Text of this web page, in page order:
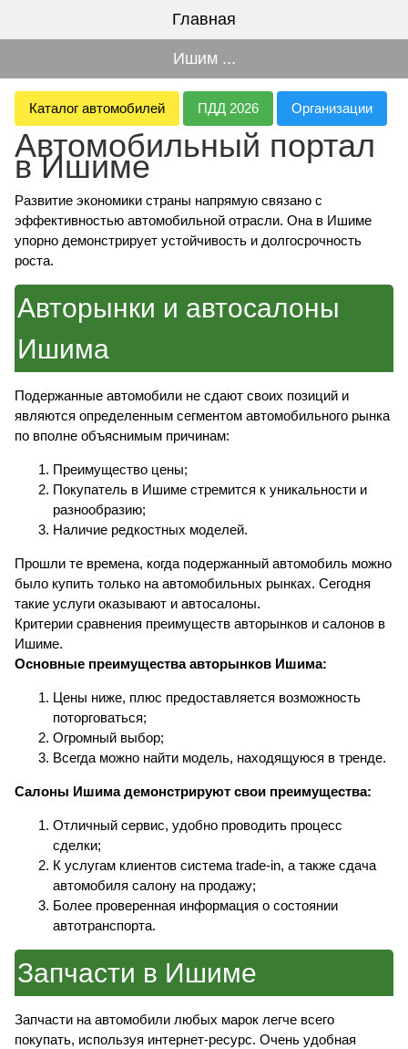
Главная
Ишим ...
Каталог автомобилей ПДД 2026 Организации
Автомобильный портал
в Ишиме
Развитие экономики страны напрямую связано с
эффективностью автомобильной отрасли. Она в Ишиме
упорно демонстрирует устойчивость и долгосрочность
роста.
Авторынки и автосалоны
Ишима
Подержанные автомобили не сдают своих позиций и
являются определенным сегментом автомобильного рынка
по вполне объяснимым причинам:
Преимущество цены;
Покупатель в Ишиме стремится к уникальности и
разнообразию;
Наличие редкостных моделей.
Прошли те времена, когда подержанный автомобиль можно
было купить только на автомобильных рынках. Сегодня
такие услуги оказывают и автосалоны.
Критерии сравнения преимуществ авторынков и салонов в
Ишиме.
Основные преимущества авторынков Ишима:
Цены ниже, плюс предоставляется возможность
поторговаться;
Огромный выбор;
Всегда можно найти модель, находящуюся в тренде.
Салоны Ишима демонстрируют свои преимущества:
Отличный сервис, удобно проводить процесс
сделки;
К услугам клиентов система trade-in, а также сдача
автомобиля салону на продажу;
Более проверенная информация о состоянии
автотранспорта.
Запчасти в Ишиме
Запчасти на автомобили любых марок легче всего
покупать, используя интернет-ресурс. Очень удобная